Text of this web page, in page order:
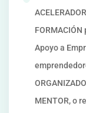
Apoyo a
MENTOR, o